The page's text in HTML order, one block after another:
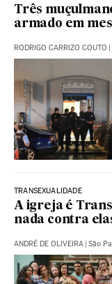
Três
armado em
RODRIGO CARRIZO COUTO |
TRANSEXUALIDADE
A igreja é
nada contra
ANDRÉ DE OLIVEIRA | São